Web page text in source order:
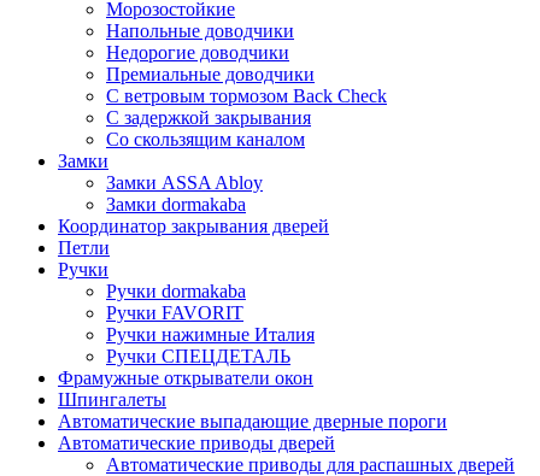
Морозостойкие
Напольные доводчики
Недорогие доводчики
Премиальные доводчики
С ветровым тормозом Back Check
С задержкой закрывания
Со скользящим каналом
Замки
Замки ASSA Abloy
Замки dormakaba
Координатор закрывания дверей
Петли
Ручки
Ручки dormakaba
Ручки FAVORIT
Ручки нажимные Италия
Ручки СПЕЦДЕТАЛЬ
Фрамужные открыватели окон
Шпингалеты
Автоматические выпадающие дверные пороги
Автоматические приводы дверей
Автоматические приводы для распашных дверей